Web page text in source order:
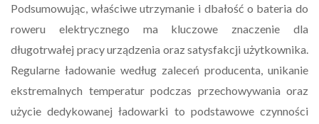
Podsumowując, właściwe utrzymanie i dbałość o bateria do
roweru elektrycznego ma kluczowe znaczenie dla
długotrwałej pracy urządzenia oraz satysfakcji użytkownika.
Regularne ładowanie według zaleceń producenta, unikanie
ekstremalnych temperatur podczas przechowywania oraz
użycie dedykowanej ładowarki to podstawowe czynności